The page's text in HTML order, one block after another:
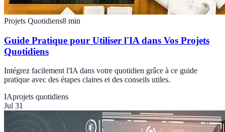
Projets Quotidiens8 min
Guide Pratique pour Utiliser l'IA dans Vos Projets
Quotidiens
Intégrez facilement l'IA dans votre quotidien grâce à ce guide
pratique avec des étapes claires et des conseils utiles.
IAprojets quotidiens
Jul 31